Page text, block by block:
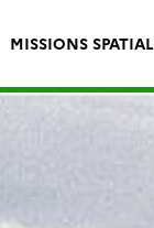
MISSIONS